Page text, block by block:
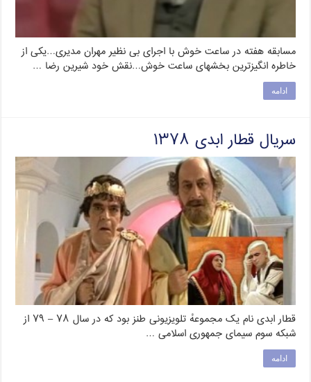
مسابقه هفته در ساعت خوش با اجرای بی نظیر مهران مدیری…یکی از
خاطره انگیزترین بخشهای ساعت خوش…نقش خود شیرین رضا …
ادامه
سریال قطار ابدی ۱۳۷۸
قطار ابدی نام یک مجموعهٔ تلویزیونی طنز بود که در سال ۷۸ – ۷۹ از
شبکه سوم سیمای جمهوری اسلامی …
ادامه